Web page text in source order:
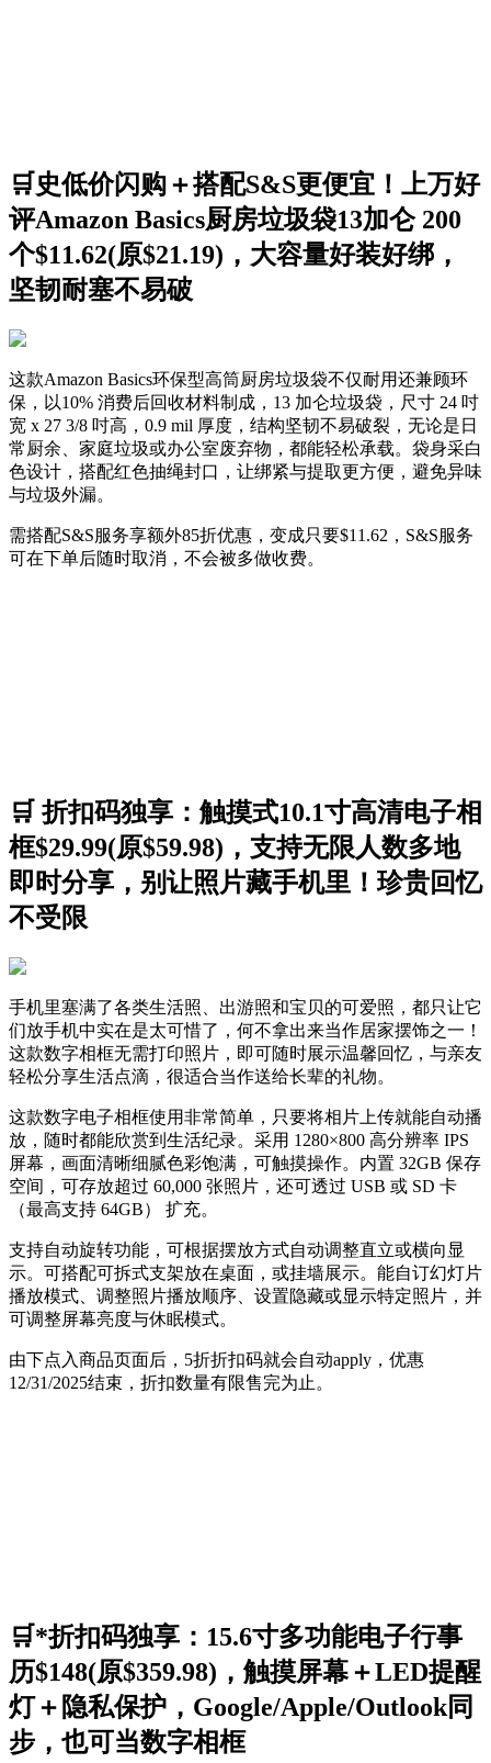
🛒史低价闪购＋搭配S&S更便宜！上万好
评Amazon Basics厨房垃圾袋13加仑 200
个$11.62(原$21.19)，大容量好装好绑，
坚韧耐塞不易破
这款Amazon Basics环保型高筒厨房垃圾袋不仅耐用还兼顾环
保，以10% 消费后回收材料制成，13 加仑垃圾袋，尺寸 24 吋
宽 x 27 3/8 吋高，0.9 mil 厚度，结构坚韧不易破裂，无论是日
常厨余、家庭垃圾或办公室废弃物，都能轻松承载。袋身采白
色设计，搭配红色抽绳封口，让绑紧与提取更方便，避免异味
与垃圾外漏。
需搭配S&S服务享额外85折优惠，变成只要$11.62，S&S服务
可在下单后随时取消，不会被多做收费。
🛒 折扣码独享：触摸式10.1寸高清电子相
框$29.99(原$59.98)，支持无限人数多地
即时分享，别让照片藏手机里！珍贵回忆
不受限
手机里塞满了各类生活照、出游照和宝贝的可爱照，都只让它
们放手机中实在是太可惜了，何不拿出来当作居家摆饰之一！
这款数字相框无需打印照片，即可随时展示温馨回忆，与亲友
轻松分享生活点滴，很适合当作送给长辈的礼物。
这款数字电子相框使用非常简单，只要将相片上传就能自动播
放，随时都能欣赏到生活纪录。采用 1280×800 高分辨率 IPS
屏幕，画面清晰细腻色彩饱满，可触摸操作。内置 32GB 保存
空间，可存放超过 60,000 张照片，还可透过 USB 或 SD 卡
（最高支持 64GB） 扩充。
支持自动旋转功能，可根据摆放方式自动调整直立或横向显
示。可搭配可拆式支架放在桌面，或挂墙展示。能自订幻灯片
播放模式、调整照片播放顺序、设置隐藏或显示特定照片，并
可调整屏幕亮度与休眠模式。
由下点入商品页面后，5折折扣码就会自动apply，优惠
12/31/2025结束，折扣数量有限售完为止。
🛒*折扣码独享：15.6寸多功能电子行事
历$148(原$359.98)，触摸屏幕＋LED提醒
灯＋隐私保护，Google/Apple/Outlook同
步，也可当数字相框